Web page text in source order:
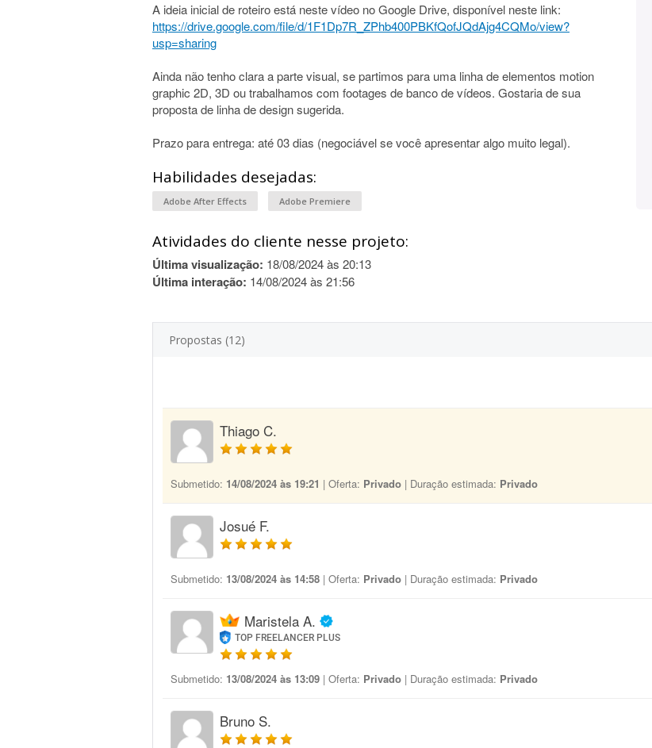
A ideia inicial de roteiro está neste vídeo no Google Drive, disponível neste link:
https://drive.google.com/file/d/1F1Dp7R_ZPhb400PBKfQofJQdAjg4CQMo/view?
usp=sharing
Ainda não tenho clara a parte visual, se partimos para uma linha de elementos motion
graphic 2D, 3D ou trabalhamos com footages de banco de vídeos. Gostaria de sua
proposta de linha de design sugerida.
Prazo para entrega: até 03 dias (negociável se você apresentar algo muito legal).
Habilidades desejadas:
Adobe After Effects Adobe Premiere
Atividades do cliente nesse projeto:
Última visualização: 18/08/2024 às 20:13
Última interação: 14/08/2024 às 21:56
Propostas (12)
Thiago C.
Submetido: 14/08/2024 às 19:21 | Oferta: Privado | Duração estimada: Privado
Josué F.
Submetido: 13/08/2024 às 14:58 | Oferta: Privado | Duração estimada: Privado
Maristela A.
TOP FREELANCER PLUS
Submetido: 13/08/2024 às 13:09 | Oferta: Privado | Duração estimada: Privado
Bruno S.